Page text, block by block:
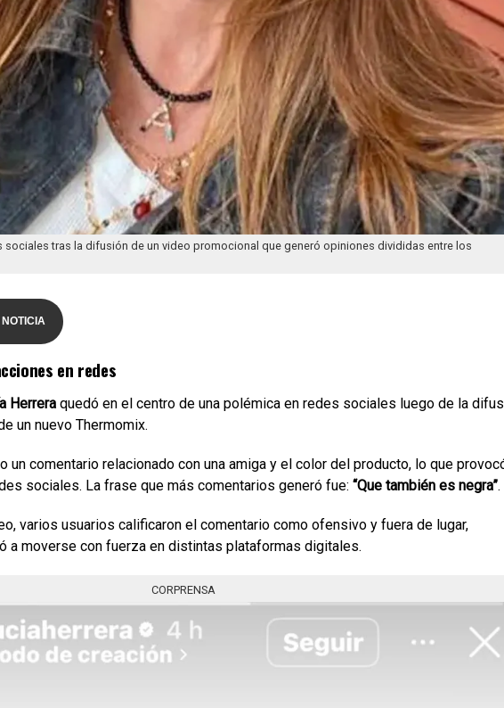
sociales tras la difusión de un video promocional que generó opiniones divididas entre los
en redes
Herrera quedó en el centro de una polémica en redes sociales luego de la
un nuevo Thermomix.
un comentario relacionado con una amiga y el color del producto, lo que
sociales. La frase que más comentarios generó fue: “Que también es negra”.
varios usuarios calificaron el comentario como ofensivo y fuera de lugar,
a moverse con fuerza en distintas plataformas digitales.
CORPRENSA